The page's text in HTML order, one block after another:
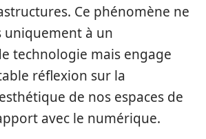
Ce phénomène ne
uniquement à un
technologie mais engage
réflexion sur la
de nos espaces de
avec le numérique.